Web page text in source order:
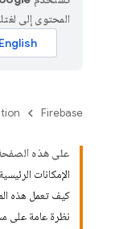
المحتوى إلى
Firebase
على هذه
الإمكانات الرئيسية
كيف تعمل هذه
نظرة عامة على